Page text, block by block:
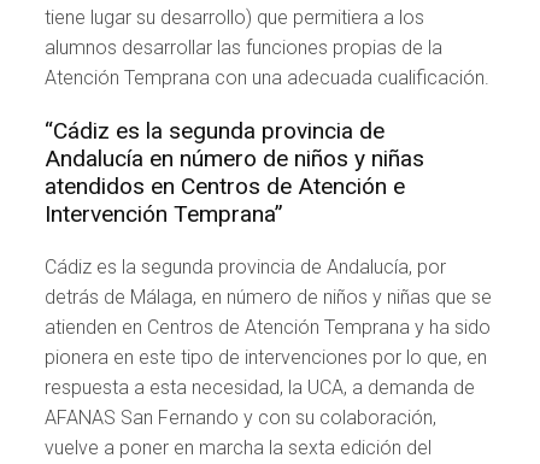
tiene lugar su desarrollo) que permitiera a los
alumnos desarrollar las funciones propias de la
Atención Temprana con una adecuada cualificación.
“Cádiz es la segunda provincia de
Andalucía en número de niños y niñas
atendidos en Centros de Atención e
Intervención Temprana”
Cádiz es la segunda provincia de Andalucía, por
detrás de Málaga, en número de niños y niñas que se
atienden en Centros de Atención Temprana y ha sido
pionera en este tipo de intervenciones por lo que, en
respuesta a esta necesidad, la UCA, a demanda de
AFANAS San Fernando y con su colaboración,
vuelve a poner en marcha la sexta edición del